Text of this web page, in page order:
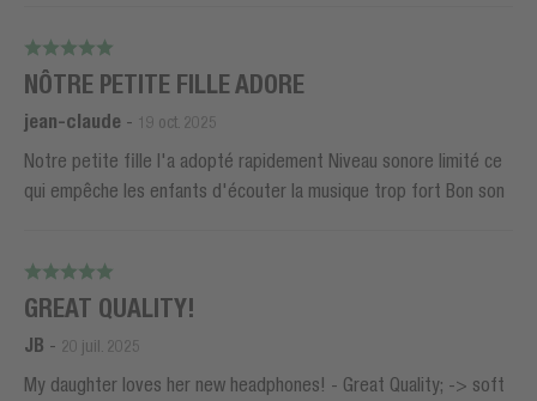
NÔTRE PETITE FILLE ADORE
jean-claude - 19 oct. 2025
Notre petite fille l'a adopté rapidement Niveau sonore limité ce
qui empêche les enfants d'écouter la musique trop fort Bon son
GREAT QUALITY!
JB - 20 juil. 2025
My daughter loves her new headphones! - Great Quality; -> soft